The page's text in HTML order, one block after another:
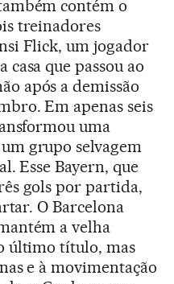
contém o
treinadores
Flick, um jogador
que passou ao
após a demissão
Em apenas seis
uma
grupo selvagem
Esse Bayern, que
gols por partida,
O Barcelona
a velha
último título, mas
e à movimentação